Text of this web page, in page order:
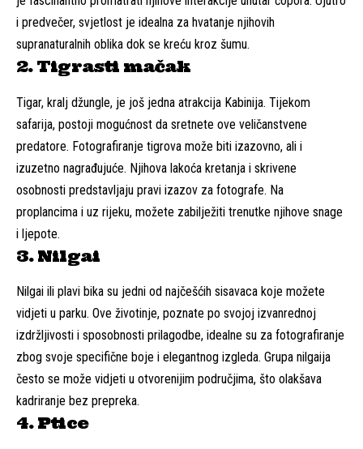
i predvečer, svjetlost je idealna za hvatanje njihovih
supranaturalnih oblika dok se kreću kroz šumu.
2. Tigrasti mačak
Tigar, kralj džungle, je još jedna atrakcija Kabinija. Tijekom
safarija, postoji mogućnost da sretnete ove veličanstvene
predatore. Fotografiranje tigrova može biti izazovno, ali i
izuzetno nagrađujuće. Njihova lakoća kretanja i skrivene
osobnosti predstavljaju pravi izazov za fotografe. Na
proplancima i uz rijeku, možete zabilježiti trenutke njihove snage
i ljepote.
3. Nilgai
Nilgai ili plavi bika su jedni od najčešćih sisavaca koje možete
vidjeti u parku. Ove životinje, poznate po svojoj izvanrednoj
izdržljivosti i sposobnosti prilagodbe, idealne su za fotografiranje
zbog svoje specifične boje i elegantnog izgleda. Grupa nilgaija
često se može vidjeti u otvorenijim područjima, što olakšava
kadriranje bez prepreka.
4. Ptice